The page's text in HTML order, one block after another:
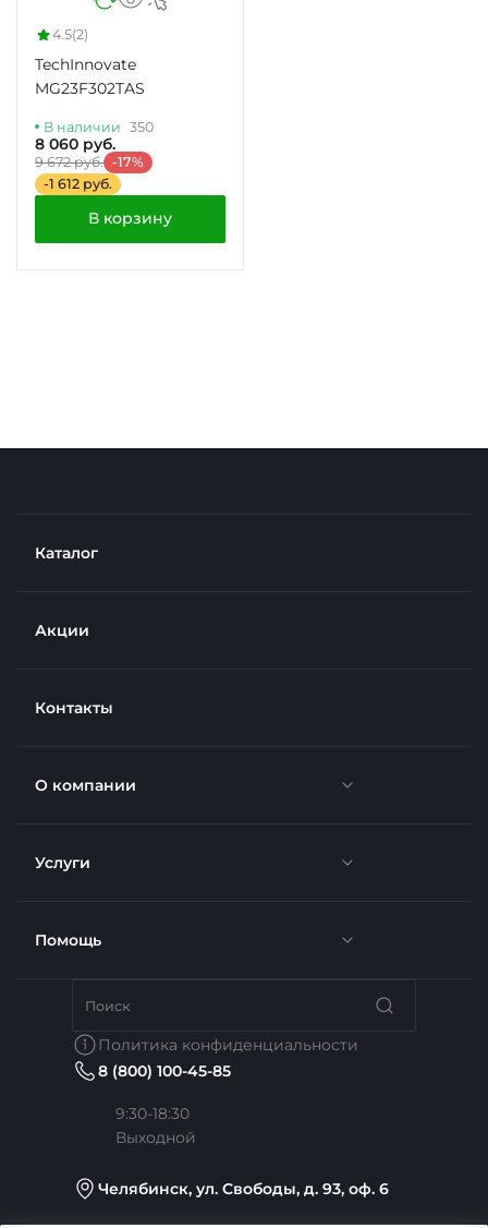
4.5(2)
TechInnovate
MG23F302TAS
В наличии 350
8 060 руб.
9 672 руб. -17%
-1 612 руб.
В корзину
Каталог
Акции
Контакты
О компании
Новости
Отзывы
Вакансии
Услуги
Доставка
Недвижимость
Помощь
Политика конфиденциальности
8 (800) 100-45-85
9:30-18:30
Выходной
Челябинск, ул. Свободы, д. 93, оф. 6